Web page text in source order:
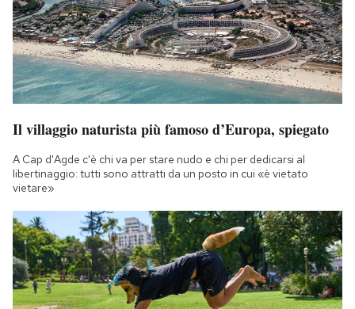
Il villaggio naturista più famoso d’Europa, spiegato
A Cap d'Agde c'è chi va per stare nudo e chi per dedicarsi al
libertinaggio: tutti sono attratti da un posto in cui «è vietato
vietare»